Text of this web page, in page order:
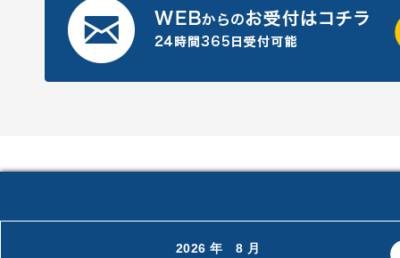
2026 年 8 月